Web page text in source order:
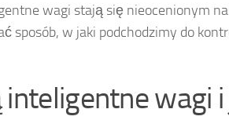
wagi stają się nieocenionym
sposób, w jaki podchodzimy do
wagi i